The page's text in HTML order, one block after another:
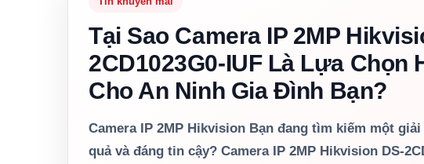
Tại Sao Camera IP 2MP
2CD1023G0-IUF Là Lựa Chọn
Cho An Ninh Gia Đình Bạn?
Camera IP 2MP Hikvision Bạn đang tìm kiếm một
quả và đáng tin cậy? Camera IP 2MP Hikvision DS-